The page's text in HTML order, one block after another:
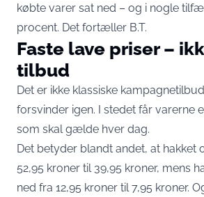
købte varer sat ned – og i nogle
procent. Det fortæller B.T.
Faste lave priser –
tilbud
Det er ikke klassiske
forsvinder igen. I stedet får varerne
som skal gælde hver dag.
Det betyder blandt andet, at hakket
52,95 kroner til 39,95 kroner, mens
ned fra 12,95 kroner til 7,95 kroner.